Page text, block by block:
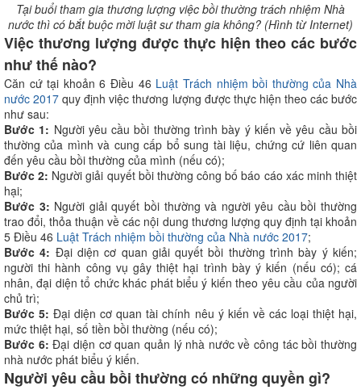
Tại buổi tham gia thương lượng việc bồi thường trách nhiệm Nhà
nước thì có bắt buộc mời luật sư tham gia không? (Hình từ Internet)
Việc thương lượng được thực hiện theo các bước
như thế nào?
Căn cứ tại khoản 6 Điều 46 Luật Trách nhiệm bồi thường của Nhà
nước 2017 quy định việc thương lượng được thực hiện theo các bước
như sau:
Bước 1: Người yêu cầu bồi thường trình bày ý kiến về yêu cầu bồi
thường của mình và cung cấp bổ sung tài liệu, chứng cứ liên quan
đến yêu cầu bồi thường của mình (nếu có);
Bước 2: Người giải quyết bồi thường công bố báo cáo xác minh thiệt
hại;
Bước 3: Người giải quyết bồi thường và người yêu cầu bồi thường
trao đổi, thỏa thuận về các nội dung thương lượng quy định tại khoản
5 Điều 46 Luật Trách nhiệm bồi thường của Nhà nước 2017;
Bước 4: Đại diện cơ quan giải quyết bồi thường trình bày ý kiến;
người thi hành công vụ gây thiệt hại trình bày ý kiến (nếu có); cá
nhân, đại diện tổ chức khác phát biểu ý kiến theo yêu cầu của người
chủ trì;
Bước 5: Đại diện cơ quan tài chính nêu ý kiến về các loại thiệt hại,
mức thiệt hại, số tiền bồi thường (nếu có);
Bước 6: Đại diện cơ quan quản lý nhà nước về công tác bồi thường
nhà nước phát biểu ý kiến.
Người yêu cầu bồi thường có những quyền gì?